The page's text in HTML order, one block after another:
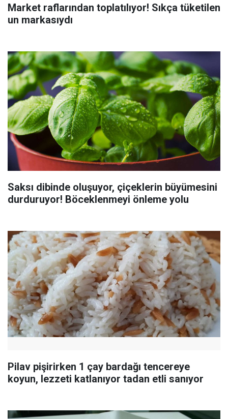
Market raflarından toplatılıyor! Sıkça tüketilen
un markasıydı
Saksı dibinde oluşuyor, çiçeklerin büyümesini
durduruyor! Böceklenmeyi önleme yolu
Pilav pişirirken 1 çay bardağı tencereye
koyun, lezzeti katlanıyor tadan etli sanıyor